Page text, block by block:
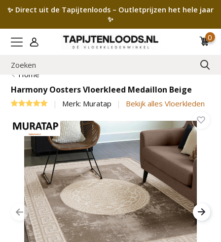
✨ Direct uit de Tapijtenloods – Outletprijzen het hele jaar
✨
0
Home
Harmony Oosters Vloerkleed Medaillon Beige
Merk: Muratap Bekijk alles Vloerkleden